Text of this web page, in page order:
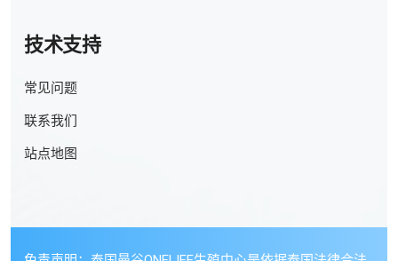
技术支持
常见问题
联系我们
站点地图